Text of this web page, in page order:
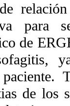
para
de
de los